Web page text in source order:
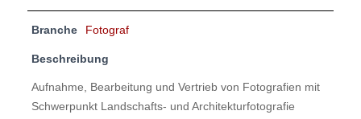
Branche Fotograf
Beschreibung
Aufnahme, Bearbeitung und Vertrieb von Fotografien mit
Schwerpunkt Landschafts- und Architekturfotografie